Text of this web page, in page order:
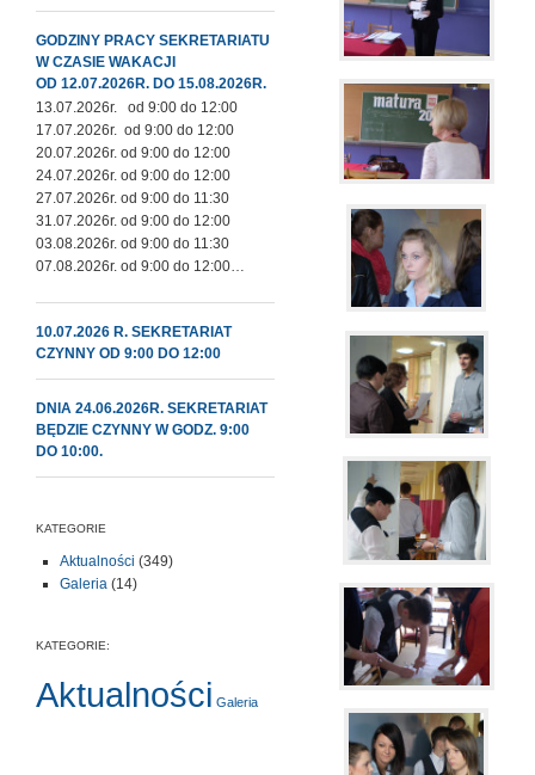
GODZINY PRACY SEKRETARIATU
W CZASIE WAKACJI
OD 12.07.2026R. DO 15.08.2026R.
13.07.2026r. od 9:00 do 12:00
17.07.2026r. od 9:00 do 12:00
20.07.2026r. od 9:00 do 12:00
24.07.2026r. od 9:00 do 12:00
27.07.2026r. od 9:00 do 11:30
31.07.2026r. od 9:00 do 12:00
03.08.2026r. od 9:00 do 11:30
07.08.2026r. od 9:00 do 12:00…
10.07.2026 R. SEKRETARIAT
CZYNNY OD 9:00 DO 12:00
DNIA 24.06.2026R. SEKRETARIAT
BĘDZIE CZYNNY W GODZ. 9:00
DO 10:00.
KATEGORIE
Aktualności (349)
Galeria (14)
KATEGORIE:
Aktualności Galeria